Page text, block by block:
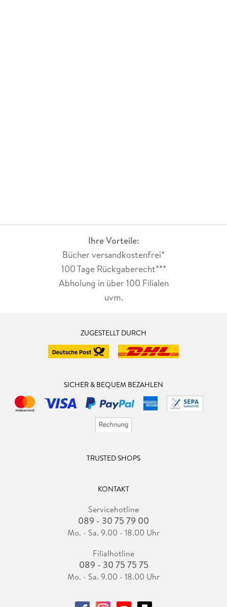
Ihre Vorteile:
Bücher versandkostenfrei*
100 Tage Rückgaberecht***
Abholung in über 100 Filialen
uvm.
ZUGESTELLT DURCH
SICHER & BEQUEM BEZAHLEN
TRUSTED SHOPS
KONTAKT
Servicehotline
089 - 30 75 79 00
Mo. - Sa. 9.00 - 18.00 Uhr
Filialhotline
089 - 30 75 75 75
Mo. - Sa. 9.00 - 18.00 Uhr